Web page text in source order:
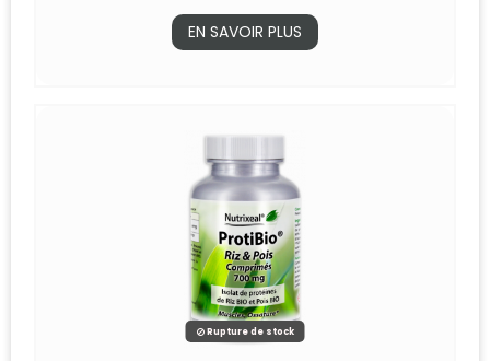
EN SAVOIR PLUS
Rupture de stock